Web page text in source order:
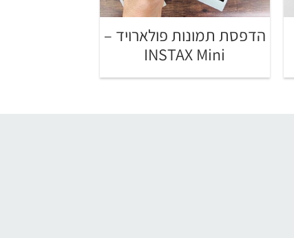
הדפסת תמונות פולארויד –
INSTAX Mini